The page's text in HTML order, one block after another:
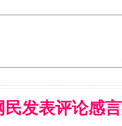
民发表评论感